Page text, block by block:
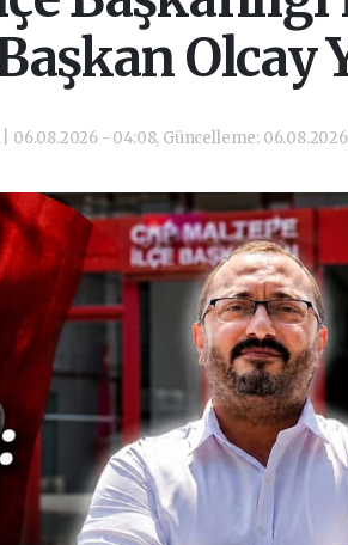
Olcay
| 06.08.2026 - 04:08, Güncelleme: